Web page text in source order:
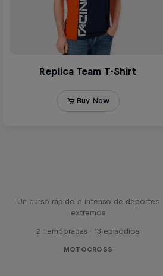
Un curso rápido e intenso de deportes
extremos
2 Temporadas · 13 episodios
MOTOCROSS